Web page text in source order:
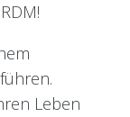
Leben